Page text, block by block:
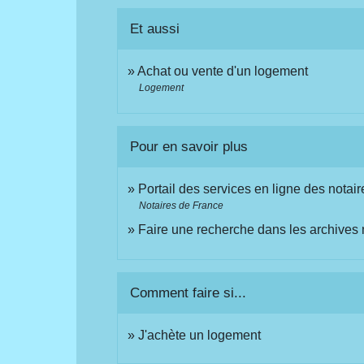
Et aussi
Achat ou vente d'un logement
Logement
Pour en savoir plus
Portail des services en ligne des
Notaires de France
Faire une recherche dans les archives
Comment faire si...
J'achète un logement